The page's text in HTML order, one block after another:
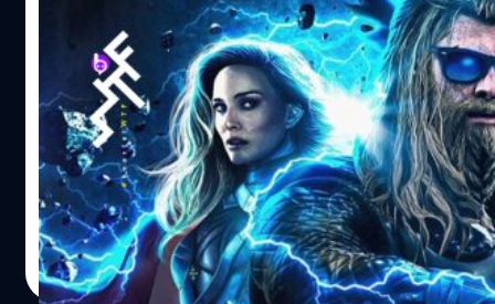
Thor: Love and Thunder จะเป็นหนังรวมซู
เปอร์ฮีโร ในระดับน้อง ๆ Avengers
หลังจากมาร์เวลได้ลิ้มชิมลางกับการรวมเหล่าซูเปอร์ฮีโรในหนัง
มาหลายเรื่อง ไม่ว่าจะเป็น Avengers ทั้ง 3 ภาค และใน
Captan America : Civil War ก็ดูจะได้รับความสนใจจากผู้ชม
มากกว่าหนังที่ขายซูเปอร์ฮีโรแบบลุยเดี่ยว ดูแนวโน้มแล้วมาร์
เวลก็จะยังคงเดินหน้าโพรเจกต์ใหม่ ๆ ในแนวทางนี้ แม้ว่าจะ
เป็นหนังของซูเปอร์ฮีโรแต่ละคน แต่ก็จะยังมีซูเปอร์ฮีโรรายอื่น
ๆ โผล่มาเป็นแขกรับเชิญร่วมปฏิบัติการในภาคนั้น ๆ
สุชยา เกษจำรัส| 2084 days ago
Read More